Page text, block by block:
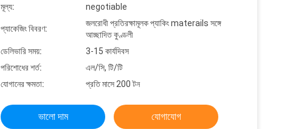
মূল্য:
negotiable
প্যাকেজিং বিবরণ:
জলরোধী প্রতিরক্ষামূলক প্যাকিং materails সঙ্গে
আচ্ছাদিত কুণ্ডলী
ডেলিভারি সময়:
3-15 কার্যদিবস
পরিশোধের শর্ত:
এল/সি, টি/টি
যোগানের ক্ষমতা:
প্রতি মাসে 200 টন
ভালো দাম যোগাযোগ